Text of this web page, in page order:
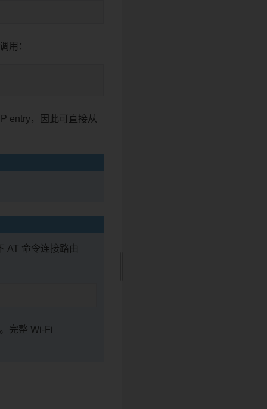
用：
entry，因此可直接从
AT 命令连接路由
完整 Wi-Fi